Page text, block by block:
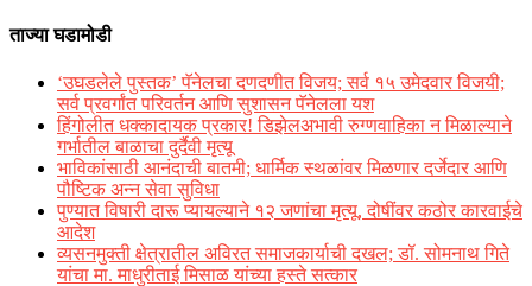
ताज्या घडामोडी
‘उघडलेले पुस्तक’ पॅनेलचा दणदणीत विजय; सर्व १५ उमेदवार विजयी;
सर्व प्रवर्गांत परिवर्तन आणि सुशासन पॅनेलला यश
हिंगोलीत धक्कादायक प्रकार! डिझेलअभावी रुग्णवाहिका न मिळाल्याने
गर्भातील बाळाचा दुर्दैवी मृत्यू
भाविकांसाठी आनंदाची बातमी; धार्मिक स्थळांवर मिळणार दर्जेदार आणि
पौष्टिक अन्न सेवा सुविधा
पुण्यात विषारी दारू प्यायल्याने १२ जणांचा मृत्यू, दोषींवर कठोर कारवाईचे
आदेश
व्यसनमुक्ती क्षेत्रातील अविरत समाजकार्याची दखल; डॉ. सोमनाथ गिते
यांचा मा. माधुरीताई मिसाळ यांच्या हस्ते सत्कार